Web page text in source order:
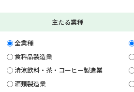
主たる業種
全業種
食料品製造業
清涼飲料・茶・コーヒー製造業
酒類製造業